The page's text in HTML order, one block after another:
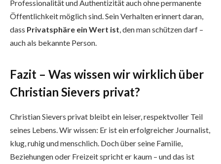
Professionalität und Authentizität auch ohne permanente
Öffentlichkeit möglich sind. Sein Verhalten erinnert daran,
dass Privatsphäre ein Wert ist, den man schützen darf –
auch als bekannte Person.
Fazit – Was wissen wir wirklich über
Christian Sievers privat?
Christian Sievers privat bleibt ein leiser, respektvoller Teil
seines Lebens. Wir wissen: Er ist ein erfolgreicher Journalist,
klug, ruhig und menschlich. Doch über seine Familie,
Beziehungen oder Freizeit spricht er kaum – und das ist